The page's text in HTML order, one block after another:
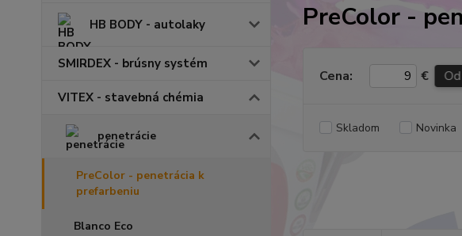
HB BODY - autolaky
SMIRDEX - brúsny systém
VITEX - stavebná chémia
penetrácie
PreColor - penetrácia k
prefarbeniu
Blanco Eco
PreColor -
Cena: € Od
Skladom Novinka